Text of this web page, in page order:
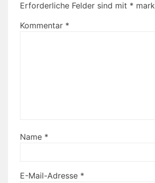
Erforderliche Felder sind mit *
Kommentar *
Name *
E-Mail-Adresse *